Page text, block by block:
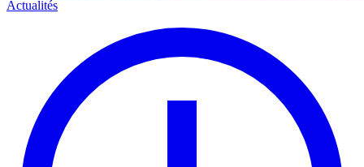
Actualités